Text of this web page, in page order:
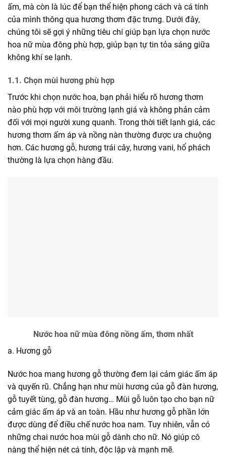
ấm, mà còn là lúc để bạn thể hiện phong cách và cá tính
của mình thông qua hương thơm đặc trưng. Dưới đây,
chúng tôi sẽ gợi ý những tiêu chí giúp bạn lựa chọn nước
hoa nữ mùa đông phù hợp, giúp bạn tự tin tỏa sáng giữa
không khí se lạnh.
1.1. Chọn mùi hương phù hợp
Trước khi chọn nước hoa, bạn phải hiểu rõ hương thơm
nào phù hợp với môi trường lạnh giá và không phản cảm
đối với mọi người xung quanh. Trong thời tiết lạnh giá, các
hương thơm ấm áp và nồng nàn thường được ưa chuộng
hơn. Các hương gỗ, hương trái cây, hương vani, hổ phách
thường là lựa chọn hàng đầu.
Nước hoa nữ mùa đông nồng ấm, thơm nhất
a. Hương gỗ
Nước hoa mang hương gỗ thường đem lại cảm giác ấm áp
và quyến rũ. Chẳng hạn như mùi hương của gỗ đàn hương,
gỗ tuyết tùng, gỗ đàn hương… Mùi gỗ luôn tạo cho bạn nữ
cảm giác ấm áp và an toàn. Hầu như hương gỗ phần lớn
được dùng để điều chế nước hoa nam. Tuy nhiên, vẫn có
những chai nước hoa mùi gỗ dành cho nữ. Nó giúp cô
nàng thể hiện nét cá tính, độc lập và mạnh mẽ.